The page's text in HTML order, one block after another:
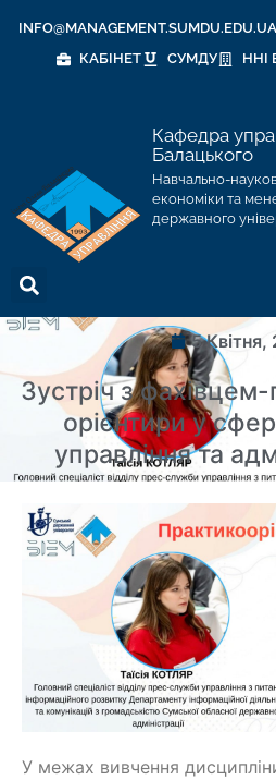
INFO@MANAGEMENT.SUMDU.EDU.UA
КАБІНЕТ
СУМДУ ННІ
Кафедра
Балацького
Навчально-
економіки та
державного
5 Квітня,
Зустріч з
орієнтири у
управління та
У межах вивчення